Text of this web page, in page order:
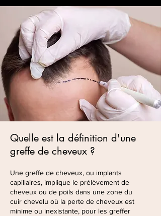
Quelle est la définition d'une
greffe de cheveux ?
Une greffe de cheveux, ou implants
capillaires, implique le prélèvement de
cheveux ou de poils dans une zone du
cuir chevelu où la perte de cheveux est
minime ou inexistante, pour les greffer